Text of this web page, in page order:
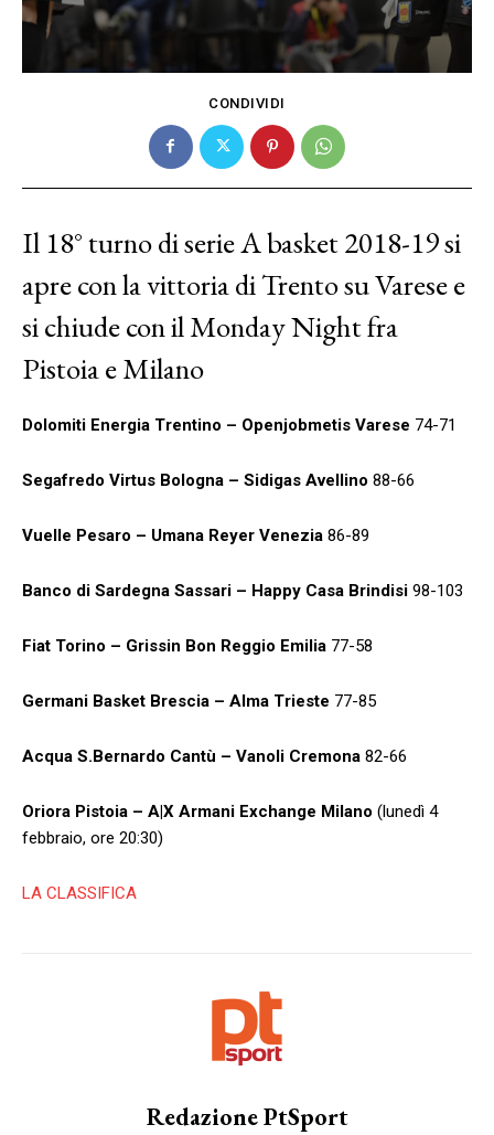
CONDIVIDI
Il 18° turno di serie A basket 2018-19 si
apre con la vittoria di Trento su Varese e
si chiude con il Monday Night fra
Pistoia e Milano
Dolomiti Energia Trentino – Openjobmetis Varese 74-71
Segafredo Virtus Bologna – Sidigas Avellino 88-66
Vuelle Pesaro – Umana Reyer Venezia 86-89
Banco di Sardegna Sassari – Happy Casa Brindisi 98-103
Fiat Torino – Grissin Bon Reggio Emilia 77-58
Germani Basket Brescia – Alma Trieste 77-85
Acqua S.Bernardo Cantù – Vanoli Cremona 82-66
Oriora Pistoia – A|X Armani Exchange Milano (lunedì 4
febbraio, ore 20:30)
LA CLASSIFICA
Redazione PtSport